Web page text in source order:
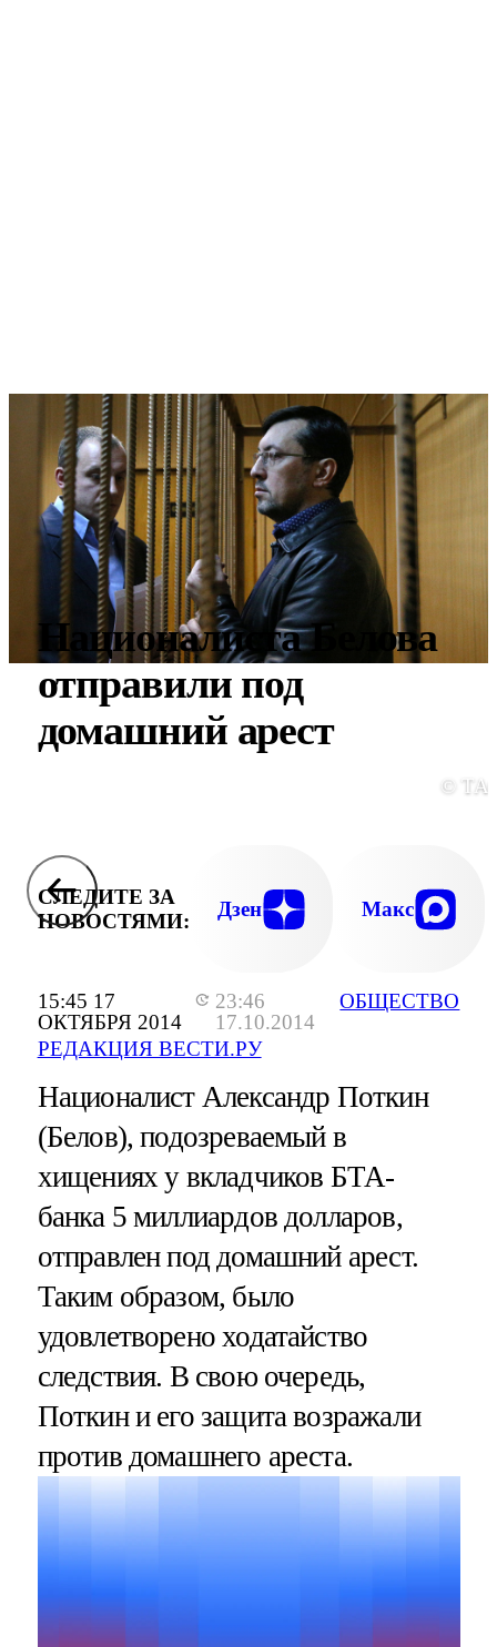
15:45 17
ОКТЯБРЯ 2014
23:46
17.10.2014
РЕДАКЦИЯ ВЕСТИ.РУ
ОБЩЕСТВО
Националиста Белова
отправили под
домашний арест
©
СЛЕДИТЕ ЗА
НОВОСТЯМИ:
Дзен Макс
Националист Александр Поткин
(Белов), подозреваемый в
хищениях у вкладчиков БТА-
банка 5 миллиардов долларов,
отправлен под домашний арест.
Таким образом, было
удовлетворено ходатайство
следствия. В свою очередь,
Поткин и его защита возражали
против домашнего ареста.